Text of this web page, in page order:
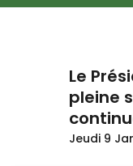
Le
pleine
Jeudi 9